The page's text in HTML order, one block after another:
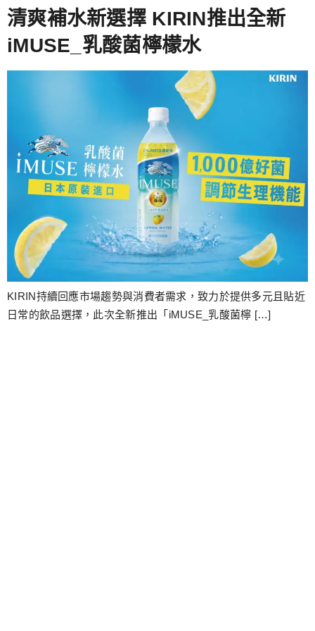
跳
主
要
清爽補水新選擇 KIRIN推出全新
iMUSE_乳酸菌檸檬水
KIRIN持續回應市場趨勢與消費者需求，致力於提供多元且貼近
日常的飲品選擇，此次全新推出「iMUSE_乳酸菌檸 […]